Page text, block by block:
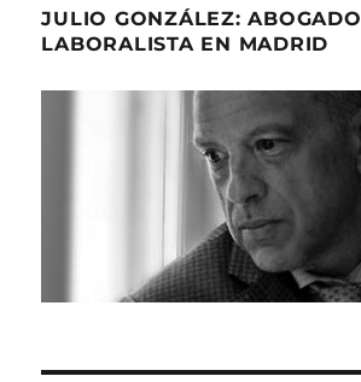
JULIO GONZÁLEZ: ABOGADO
LABORALISTA EN MADRID